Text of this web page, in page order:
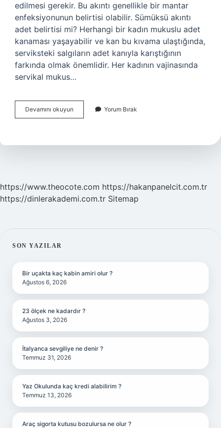
edilmesi gerekir. Bu akıntı genellikle bir mantar
enfeksiyonunun belirtisi olabilir. Sümüksü akıntı
adet belirtisi mi? Herhangi bir kadın mukuslu adet
kanaması yaşayabilir ve kan bu kıvama ulaştığında,
serviksteki salgıların adet kanıyla karıştığının
farkında olmak önemlidir. Her kadının vajinasında
servikal mukus…
Devamını okuyun
Sümüksü
Yorum Bırak
https://www.theocote.com https://hakanpanelcit.com.tr
https://dinlerakademi.com.tr Sitemap
SIDEBAR
SON YAZILAR
Bir uçakta kaç kabin amiri olur ?
Ağustos 6, 2026
23 ölçek ne kadardır ?
Ağustos 3, 2026
İtalyanca sevgiliye ne denir ?
Temmuz 31, 2026
Yaz Okulunda kaç kredi alabilirim ?
Temmuz 13, 2026
Araç sigorta kutusu bozulursa ne olur ?